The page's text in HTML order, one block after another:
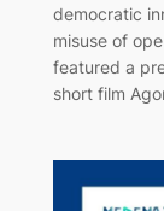
democratic
misuse of
featured a
short film